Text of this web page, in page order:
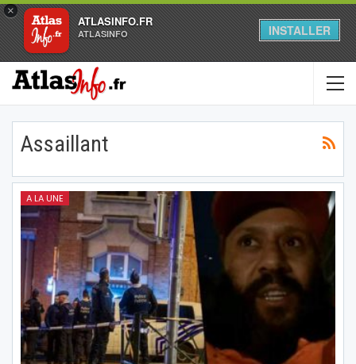
×
ATLASINFO.FR
ATLASINFO INSTALLER
Assaillant
A LA UNE